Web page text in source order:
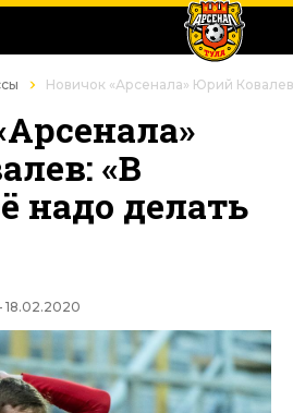
Новичок «Арсенала» Юрий
«В
надо делать